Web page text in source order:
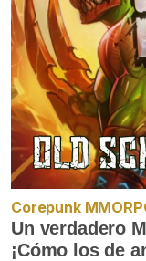
Corepunk
Un verdadero
¡Cómo los de